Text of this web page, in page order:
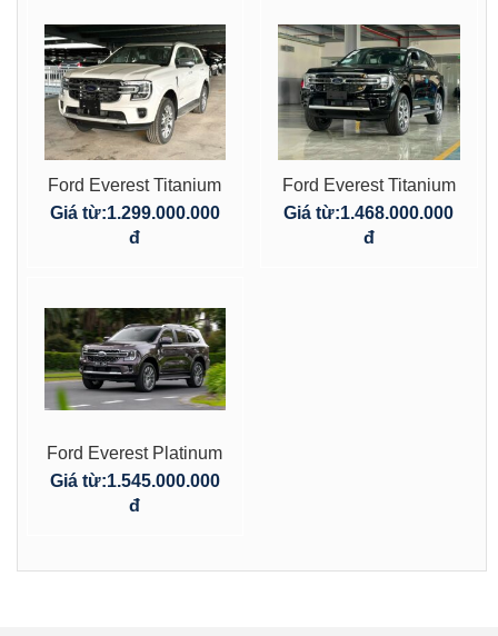
Ford Everest Titanium
4×2 2.0L AT
Giá từ:1.299.000.000
đ
Ford Everest Titanium
4×4 2.0L AT
Giá từ:1.468.000.000
đ
Ford Everest Platinum
4×4 2.0L
Giá từ:1.545.000.000
đ